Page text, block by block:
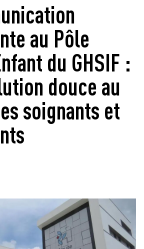
au Pôle
du GHSIF :
douce au
soignants et